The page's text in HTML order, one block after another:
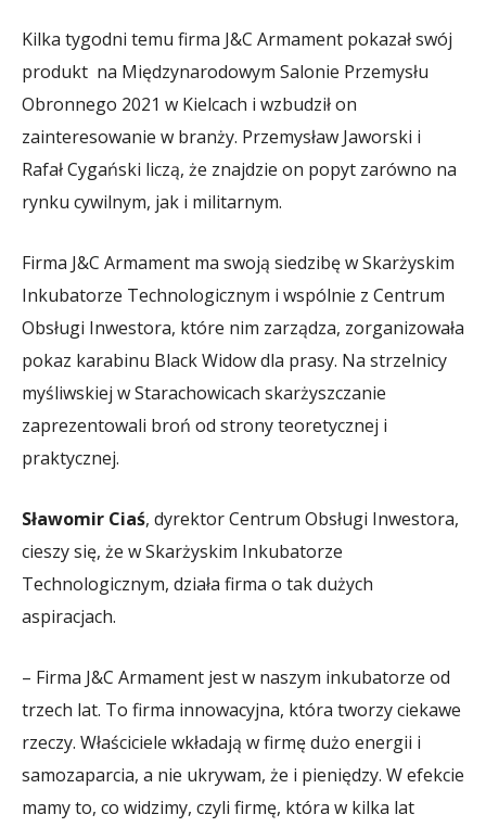
Kilka tygodni temu firma J&C Armament pokazał swój
produkt na Międzynarodowym Salonie Przemysłu
Obronnego 2021 w Kielcach i wzbudził on
zainteresowanie w branży. Przemysław Jaworski i
Rafał Cygański liczą, że znajdzie on popyt zarówno na
rynku cywilnym, jak i militarnym.
Firma J&C Armament ma swoją siedzibę w Skarżyskim
Inkubatorze Technologicznym i wspólnie z Centrum
Obsługi Inwestora, które nim zarządza, zorganizowała
pokaz karabinu Black Widow dla prasy. Na strzelnicy
myśliwskiej w Starachowicach skarżyszczanie
zaprezentowali broń od strony teoretycznej i
praktycznej.
Sławomir Ciaś, dyrektor Centrum Obsługi Inwestora,
cieszy się, że w Skarżyskim Inkubatorze
Technologicznym, działa firma o tak dużych
aspiracjach.
– Firma J&C Armament jest w naszym inkubatorze od
trzech lat. To firma innowacyjna, która tworzy ciekawe
rzeczy. Właściciele wkładają w firmę dużo energii i
samozaparcia, a nie ukrywam, że i pieniędzy. W efekcie
mamy to, co widzimy, czyli firmę, która w kilka lat